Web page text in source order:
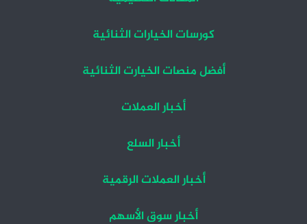
كورسات الخيارات الثنائية
أفضل منصات الخيارت الثنائية
أخبار العملات
أخبار السلع
أخبار العملات الرقمية
أخبار سوق الأسهم